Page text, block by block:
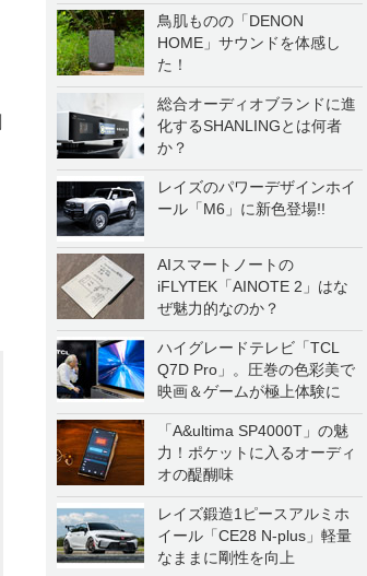
鳥肌ものの「DENON
HOME」サウンドを体感し
た！
総合オーディオブランドに進
化するSHANLINGとは何者
か？
レイズのパワーデザインホイ
ール「M6」に新色登場!!
AIスマートノートの
iFLYTEK「AINOTE 2」はな
ぜ魅力的なのか？
ハイグレードテレビ「TCL
Q7D Pro」。圧巻の色彩美で
映画＆ゲームが極上体験に
「A&ultima SP4000T」の魅
力！ポケットに入るオーディ
オの醍醐味
レイズ鍛造1ピースアルミホ
イール「CE28 N-plus」軽量
なままに剛性を向上